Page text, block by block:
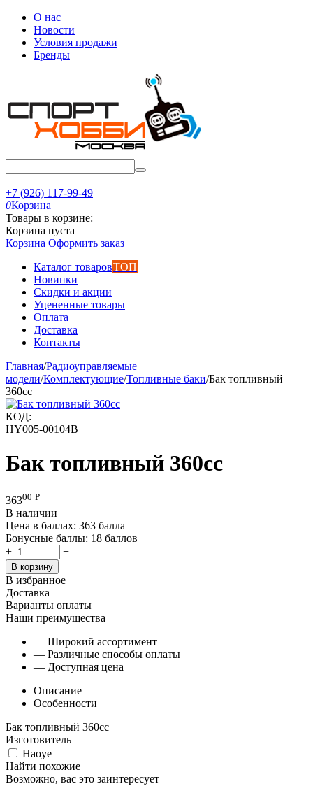
О нас
Новости
Условия продажи
Бренды
+7 (926) 117-99-49
0Корзина
Товары в корзине:
Корзина пуста
Корзина Оформить заказ
Каталог товаровТОП
Новинки
Скидки и акции
Уцененные товары
Оплата
Доставка
Контакты
Главная/Радиоуправляемые
модели/Комплектующие/Топливные баки/Бак топливный
360сс
КОД:
HY005-00104B
Бак топливный 360сс
36300 Р
В наличии
Цена в баллах: 363 балла
Бонусные баллы: 18 баллов
+
−
В корзину
В избранное
Доставка
Варианты оплаты
Наши преимущества
— Широкий ассортимент
— Различные способы оплаты
— Доступная цена
Описание
Особенности
Бак топливный 360сс
Изготовитель
Haoye
Найти похожие
Возможно, вас это заинтересует